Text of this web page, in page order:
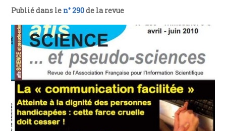
Publié dans le n° 290de la revue